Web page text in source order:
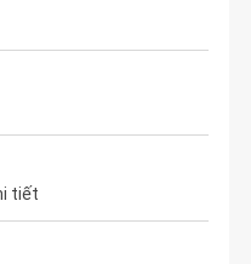
tiết